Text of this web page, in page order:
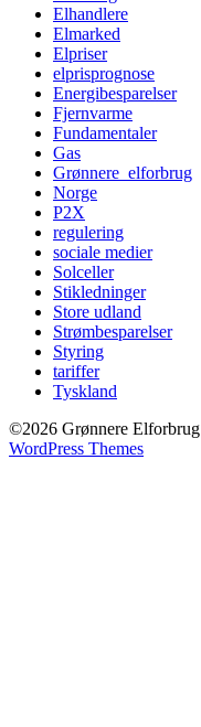
Elhandlere
Elmarked
Elpriser
elprisprognose
Energibesparelser
Fjernvarme
Fundamentaler
Gas
Grønnere_elforbrug
Norge
P2X
regulering
sociale medier
Solceller
Stikledninger
Store udland
Strømbesparelser
Styring
tariffer
Tyskland
©2026 Grønnere Elforbrug
WordPress Themes